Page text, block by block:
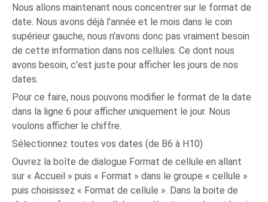
Nous allons maintenant nous concentrer sur le format de
date. Nous avons déjà l'année et le mois dans le coin
supérieur gauche, nous n'avons donc pas vraiment besoin
de cette information dans nos cellules. Ce dont nous
avons besoin, c'est juste pour afficher les jours de nos
dates.
Pour ce faire, nous pouvons modifier le format de la date
dans la ligne 6 pour afficher uniquement le jour. Nous
voulons afficher le chiffre.
Sélectionnez toutes vos dates (de B6 à H10)
Ouvrez la boîte de dialogue Format de cellule en allant
sur « Accueil » puis « Format » dans le groupe « cellule »
puis choisissez « Format de cellule ». Dans la boite de